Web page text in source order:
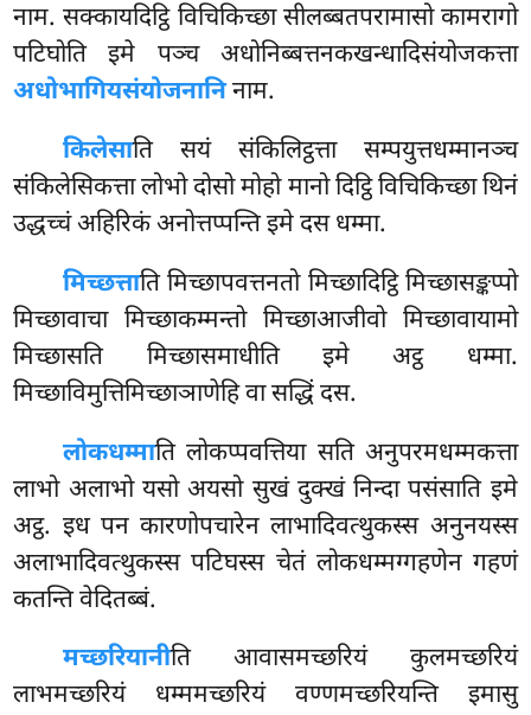
नाम. सक्कायदिट्ठि विचिकिच्छा सीलब्बतपरामासो कामरागो
पटिघोति इमे पञ्च अधोनिब्बत्तनकखन्धादिसंयोजकत्ता
अधोभागियसंयोजनानिनाम.
किलेसाति सयं संकिलिट्ठत्ता सम्पयुत्तधम्मानञ्च
संकिलेसिकत्ता लोभो दोसो मोहो मानो दिट्ठि विचिकिच्छा थिनं
उद्धच्चं अहिरिकं अनोत्तप्पन्ति इमे दस धम्मा.
मिच्छत्ताति मिच्छापवत्तनतो मिच्छादिट्ठि मिच्छासङ्कप्पो
मिच्छावाचा मिच्छाकम्मन्तो मिच्छाआजीवो मिच्छावायामो
मिच्छासति मिच्छासमाधीति इमे अट्ठ धम्मा.
मिच्छाविमुत्तिमिच्छाञाणेहि वा सद्धिं दस.
लोकधम्माति लोकप्पवत्तिया सति अनुपरमधम्मकत्ता
लाभो अलाभो यसो अयसो सुखं दुक्खं निन्दा पसंसाति इमे
अट्ठ. इध पन कारणोपचारेन लाभादिवत्थुकस्स अनुनयस्स
अलाभादिवत्थुकस्स पटिघस्स चेतं लोकधम्मग्गहणेन गहणं
कतन्ति वेदितब्बं.
मच्छरियानीति आवासमच्छरियं कुलमच्छरियं
लाभमच्छरियं धम्ममच्छरियं वण्णमच्छरियन्ति इमासु